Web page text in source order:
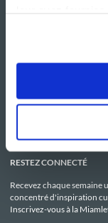
Le Mag'
Boutique
RESTEZ CONNECTÉ
Recevez chaque semaine
concentré d'inspiration
Inscrivez-vous à la